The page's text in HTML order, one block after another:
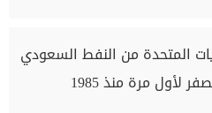
المتحدة من النفط السعودي
لأول مرة منذ 1985